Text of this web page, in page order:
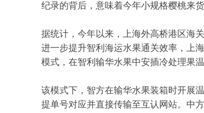
纪录的背后，意味着今年小规格樱桃来
据统计，今年以来，上海外高桥港区海
进一步提升智利海运水果通关效率，上
模式，在智利输华水果中安插冷处理果
该模式下，智方在输华水果装箱时开展
提单号对应并直接传输至互认网站。中